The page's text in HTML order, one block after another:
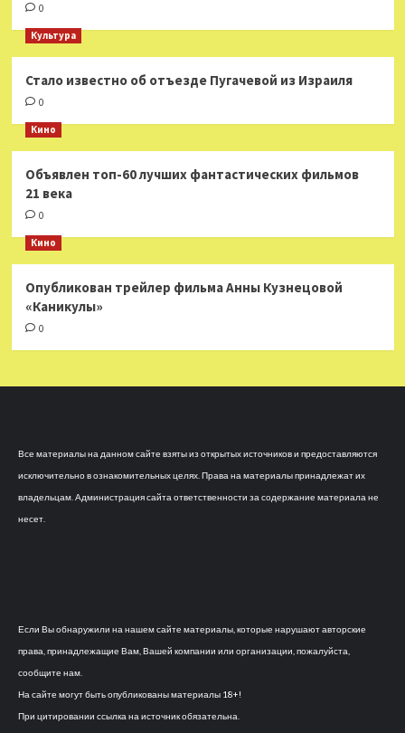
0
Культура
Стало известно об отъезде Пугачевой из Израиля
0
Кино
Объявлен топ-60 лучших фантастических фильмов
21 века
0
Кино
Опубликован трейлер фильма Анны Кузнецовой
«Каникулы»
0
Все материалы на данном сайте взяты из открытых источников и предоставляются
исключительно в ознакомительных целях. Права на материалы принадлежат их
владельцам. Администрация сайта ответственности за содержание материала не
несет.
Если Вы обнаружили на нашем сайте материалы, которые нарушают авторские
права, принадлежащие Вам, Вашей компании или организации, пожалуйста,
сообщите нам.
На сайте могут быть опубликованы материалы 18+!
При цитировании ссылка на источник обязательна.